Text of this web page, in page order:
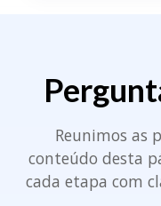
Reunimos as
conteúdo desta
cada etapa com